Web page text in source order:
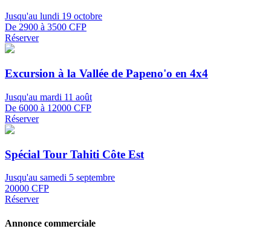
Jusqu'au lundi 19 octobre
De 2900 à 3500 CFP
Réserver
Excursion à la Vallée de Papeno'o en 4x4
Jusqu'au mardi 11 août
De 6000 à 12000 CFP
Réserver
Spécial Tour Tahiti Côte Est
Jusqu'au samedi 5 septembre
20000 CFP
Réserver
Annonce commerciale